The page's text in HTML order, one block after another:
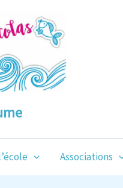
Associations